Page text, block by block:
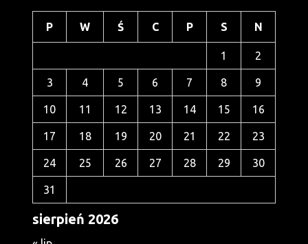
sierpień 2026
P W Ś C P S N
1 2
3 4 5 6 7 8 9
10 11 12 13 14 15 16
17 18 19 20 21 22 23
24 25 26 27 28 29 30
31